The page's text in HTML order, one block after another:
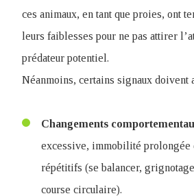
ces animaux, en tant que proies, ont
leurs faiblesses pour ne pas attirer
prédateur potentiel.
Néanmoins, certains signaux doivent
Changements
excessive, immobilité prolongée
répétitifs (se balancer,
course circulaire).